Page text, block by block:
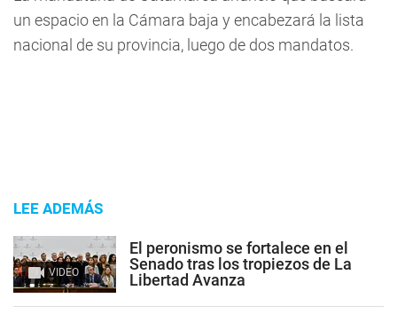
un espacio en la Cámara baja y encabezará la lista
nacional de su provincia, luego de dos mandatos.
LEE ADEMÁS
VIDEO
El peronismo se fortalece en el
Senado tras los tropiezos de La
Libertad Avanza